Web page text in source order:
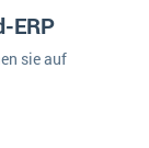
ERP
sie auf